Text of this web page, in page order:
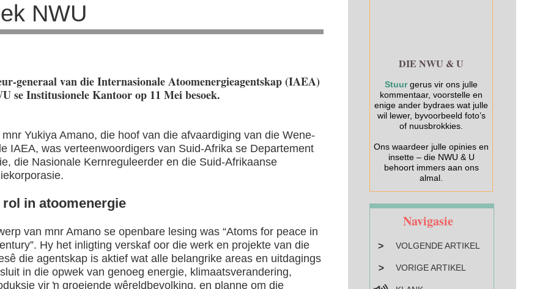
NWU
generaal van die Internasionale Atoomenergieagentskap (IAEA)
se Institusionele Kantoor op 11 Mei besoek.
Yukiya Amano, die hoof van die afvaardiging van die Wene-
IAEA, was verteenwoordigers van Suid-Afrika se Departement
die Nasionale Kernreguleerder en die Suid-Afrikaanse
rol in atoomenergie
van mnr Amano se openbare lesing was “Atoms for peace in
Hy het inligting verskaf oor die werk en projekte van die
die agentskap is aktief wat alle belangrike areas en uitdagings
in die opwek van genoeg energie, klimaatsverandering,
vir ŉ groeiende wêreldbevolking, en planne om die
DIE NWU & U
Stuurgerus vir ons julle
kommentaar, voorstelle en
enige ander bydraes wat julle
wil lewer, byvoorbeeld foto’s
of nuusbrokkies.
Ons waardeer julle opinies en
insette – die NWU & U
behoort immers aan ons
almal.
<
>
Navigasie
VOLGENDE ARTIKEL
VORIGE ARTIKEL